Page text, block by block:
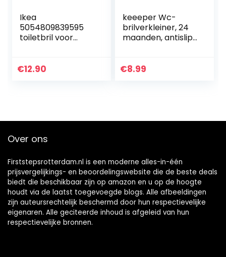
Ikea
5054809839595
toiletbril voor
€12.90
keeeper Wc-
brilverkleiner, 24
maanden, antislip,
€8.99
Over ons
Firststepsrotterdam.nl is een moderne alles-in-één
prijsvergelijkings- en beoordelingswebsite die de beste deals
biedt die beschikbaar zijn op amazon en u op de hoogte
houdt via de laatst toegevoegde blogs. Alle afbeeldingen
zijn auteursrechtelijk beschermd door hun respectievelijke
eigenaren. Alle geciteerde inhoud is afgeleid van hun
respectievelijke bronnen.